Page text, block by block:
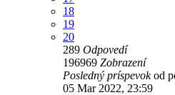
18
19
20
289 Odpovedí
196969 Zobrazení
Posledný príspevokod
05 Mar 2022, 23:59